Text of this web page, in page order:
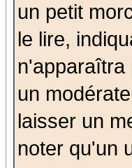
un petit
le lire,
n'apparaîtra
un
laisser un
noter qu'un